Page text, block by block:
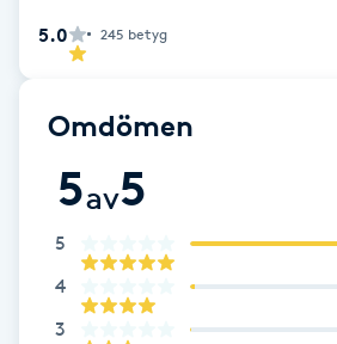
Fotmassage
Fotsvamp
Fransborttagning
5.0 245 betyg
Omdömen
5av5
5
4
3